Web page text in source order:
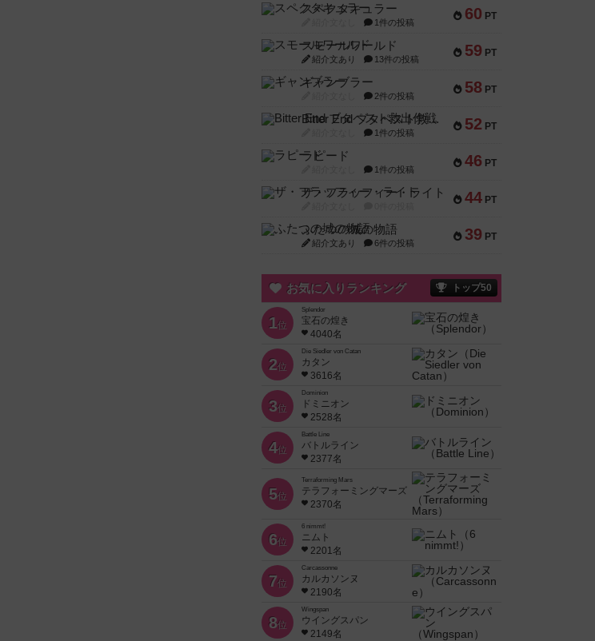
60 PT
スペクタキュラー
1件の投稿
59 PT
スモールワールド
紹介文あり 13件の投稿
58 PT
ギャンブラー
2件の投稿
52 PT
Bitter End ブタペスト救出作戦
1件の投稿
46 PT
ラピード
1件の投稿
44 PT
ザ・フラッフィー・ライト
39 PT
ふたつの城の物語
紹介文あり 6件の投稿
お気に入りランキング トップ50
1位
Splendor
宝石の煌き
4040名
2位
Die Siedler von Catan
カタン
3616名
3位
Dominion
ドミニオン
2528名
4位
Battle Line
バトルライン
2377名
5位
Terraforming Mars
テラフォーミングマーズ
2370名
6位
6 nimmt!
ニムト
2201名
7位
Carcassonne
カルカソンヌ
2190名
8位
Wingspan
ウイングスパン
2149名